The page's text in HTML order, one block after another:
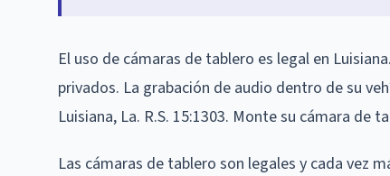
El uso de cámaras de tablero es legal en
privados. La grabación de audio dentro de su
Luisiana, La. R.S. 15:1303. Monte su cámara
Las cámaras de tablero son legales y cada vez